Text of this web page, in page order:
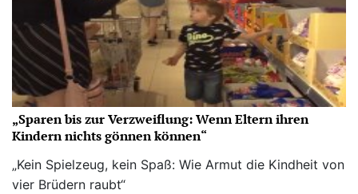
„Sparen bis zur Verzweiflung: Wenn Eltern ihren
Kindern nichts gönnen können“
„Kein Spielzeug, kein Spaß: Wie Armut die Kindheit von
vier Brüdern raubt“